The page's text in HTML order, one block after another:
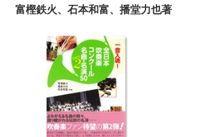
富樫鉄火、石本和富、播堂力也著